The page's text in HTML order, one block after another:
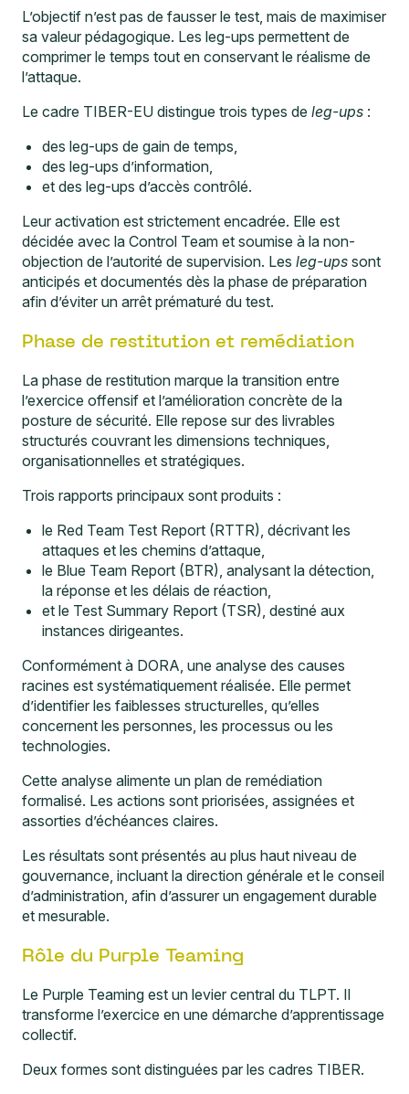
L’objectif n’est pas de fausser le test, mais de maximiser
sa valeur pédagogique. Les leg-ups permettent de
comprimer le temps tout en conservant le réalisme de
l’attaque.
Le cadre TIBER-EU distingue trois types de leg-ups :
des leg-ups de gain de temps,
des leg-ups d’information,
et des leg-ups d’accès contrôlé.
Leur activation est strictement encadrée. Elle est
décidée avec la Control Team et soumise à la non-
objection de l’autorité de supervision. Les leg-ups sont
anticipés et documentés dès la phase de préparation
afin d’éviter un arrêt prématuré du test.
Phase de restitution et remédiation
La phase de restitution marque la transition entre
l’exercice offensif et l’amélioration concrète de la
posture de sécurité. Elle repose sur des livrables
structurés couvrant les dimensions techniques,
organisationnelles et stratégiques.
Trois rapports principaux sont produits :
le Red Team Test Report (RTTR), décrivant les
attaques et les chemins d’attaque,
le Blue Team Report (BTR), analysant la détection,
la réponse et les délais de réaction,
et le Test Summary Report (TSR), destiné aux
instances dirigeantes.
Conformément à DORA, une analyse des causes
racines est systématiquement réalisée. Elle permet
d’identifier les faiblesses structurelles, qu’elles
concernent les personnes, les processus ou les
technologies.
Cette analyse alimente un plan de remédiation
formalisé. Les actions sont priorisées, assignées et
assorties d’échéances claires.
Les résultats sont présentés au plus haut niveau de
gouvernance, incluant la direction générale et le conseil
d’administration, afin d’assurer un engagement durable
et mesurable.
Rôle du Purple Teaming
Le Purple Teaming est un levier central du TLPT. Il
transforme l’exercice en une démarche d’apprentissage
collectif.
Deux formes sont distinguées par les cadres TIBER.